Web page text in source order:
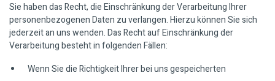
Sie haben das Recht, die Einschränkung der Verarbeitung Ihrer
personenbezogenen Daten zu verlangen. Hierzu können Sie sich
jederzeit an uns wenden. Das Recht auf Einschränkung der
Verarbeitung besteht in folgenden Fällen:
Wenn Sie die Richtigkeit Ihrer bei uns gespeicherten